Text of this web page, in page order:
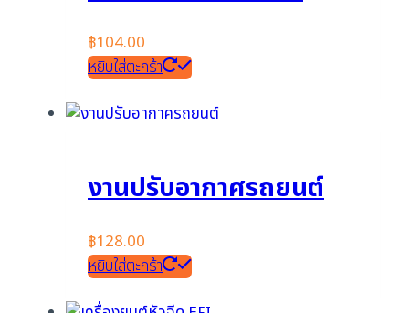
฿104.00
หยิบใส่ตะกร้า
งานปรับอากาศรถยนต์
฿128.00
หยิบใส่ตะกร้า